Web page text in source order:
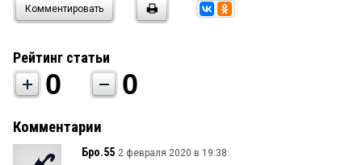
Комментировать
Рейтинг статьи
0 0
Комментарии
Бро.55 2 февраля 2020 в 19:38: